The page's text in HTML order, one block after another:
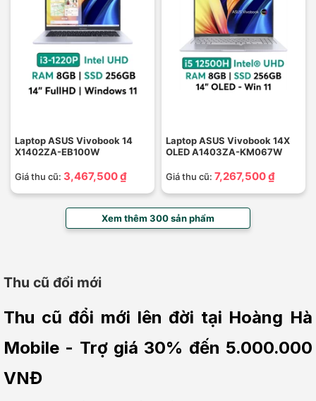
Laptop ASUS Vivobook 14
X1402ZA-EB100W
Giá thu cũ: 3,467,500 ₫
Laptop ASUS Vivobook 14X
OLED A1403ZA-KM067W
Giá thu cũ: 7,267,500 ₫
Xem thêm 300 sản phẩm
Thu cũ đổi mới
Thu cũ đổi mới lên đời tại Hoàng Hà
Mobile - Trợ giá 30% đến 5.000.000
VNĐ